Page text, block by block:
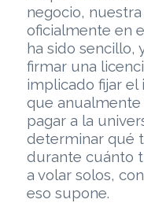
negocio,
oficialmente en
ha sido sencillo,
firmar una
implicado fijar el
que
pagar a la
determinar qué
durante cuánto
a volar solos,
eso supone.